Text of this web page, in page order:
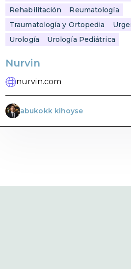
Rehabilitación
Reumatología
Traumatología y Ortopedia
Urología
Urología Pediátrica
Nurvin
nurvin.com
abukokk kihoyse